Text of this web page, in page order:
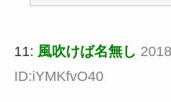
11: 風吹けば名無し
ID:iYMKfvO40